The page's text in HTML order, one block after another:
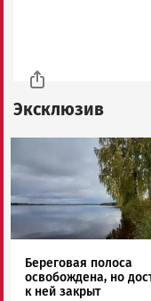
Эксклюзив
Береговая полоса
освобождена, но
к ней закрыт